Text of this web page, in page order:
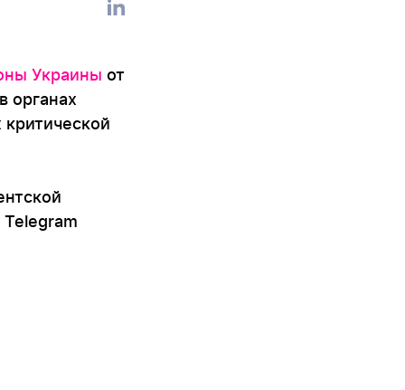
Украины от
органах